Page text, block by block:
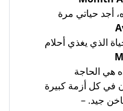
أجد حياتي مرة
الذي يغذي أحلام
هي الحاجة
في كل أزمة كبيرة
جيد. –